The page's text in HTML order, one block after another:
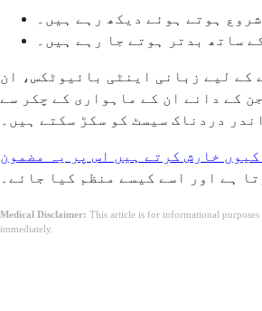
ہوتے ہوئے دیکھ رہے ہیں۔
ساتھ بدتر ہوتے جا رہے ہیں۔
کے لیے زبانی اینٹی بائیوٹکس، ان
کے دانے ان کے ماہواری کے چکر سے
کیوں خارش کرتے ہیں اس پر یہ مضمون
ہے اور اسے کیسے منظم کیا جائے۔
Medical Disclaimer: This article is for informational
immediately.